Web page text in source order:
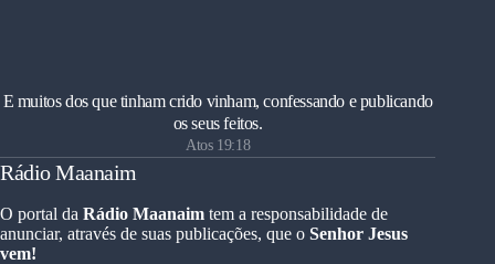
E muitos dos que tinham crido vinham, confessando e publicando
os seus feitos.
Atos 19:18
Rádio Maanaim
O portal da Rádio Maanaim tem a responsabilidade de
anunciar, através de suas publicações, que o Senhor Jesus
vem!